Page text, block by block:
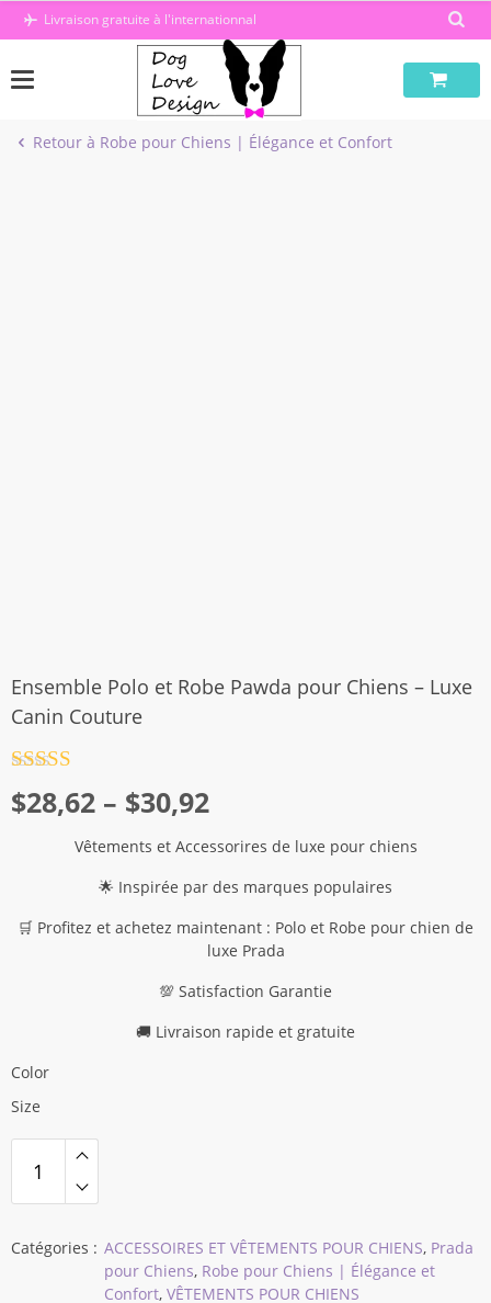
PasserLivraison gratuite à l'internationnal
Retour à Robe pour Chiens | Élégance et Confort
Ensemble Polo et Robe Pawda pour Chiens – Luxe
Canin Couture
sur 5
$28,62 – $30,92
Plage
à
Vêtements et Accessorires de luxe pour chiens
🌟 Inspirée par des marques populaires
🛒 Profitez et achetez maintenant : Polo et Robe pour chien de
luxe Prada
💯 Satisfaction Garantie
🚚 Livraison rapide et gratuite
Color
Size
Catégories : ACCESSOIRES ET VÊTEMENTS POUR CHIENS, Prada
pour Chiens, Robe pour Chiens | Élégance et
Confort, VÊTEMENTS POUR CHIENS